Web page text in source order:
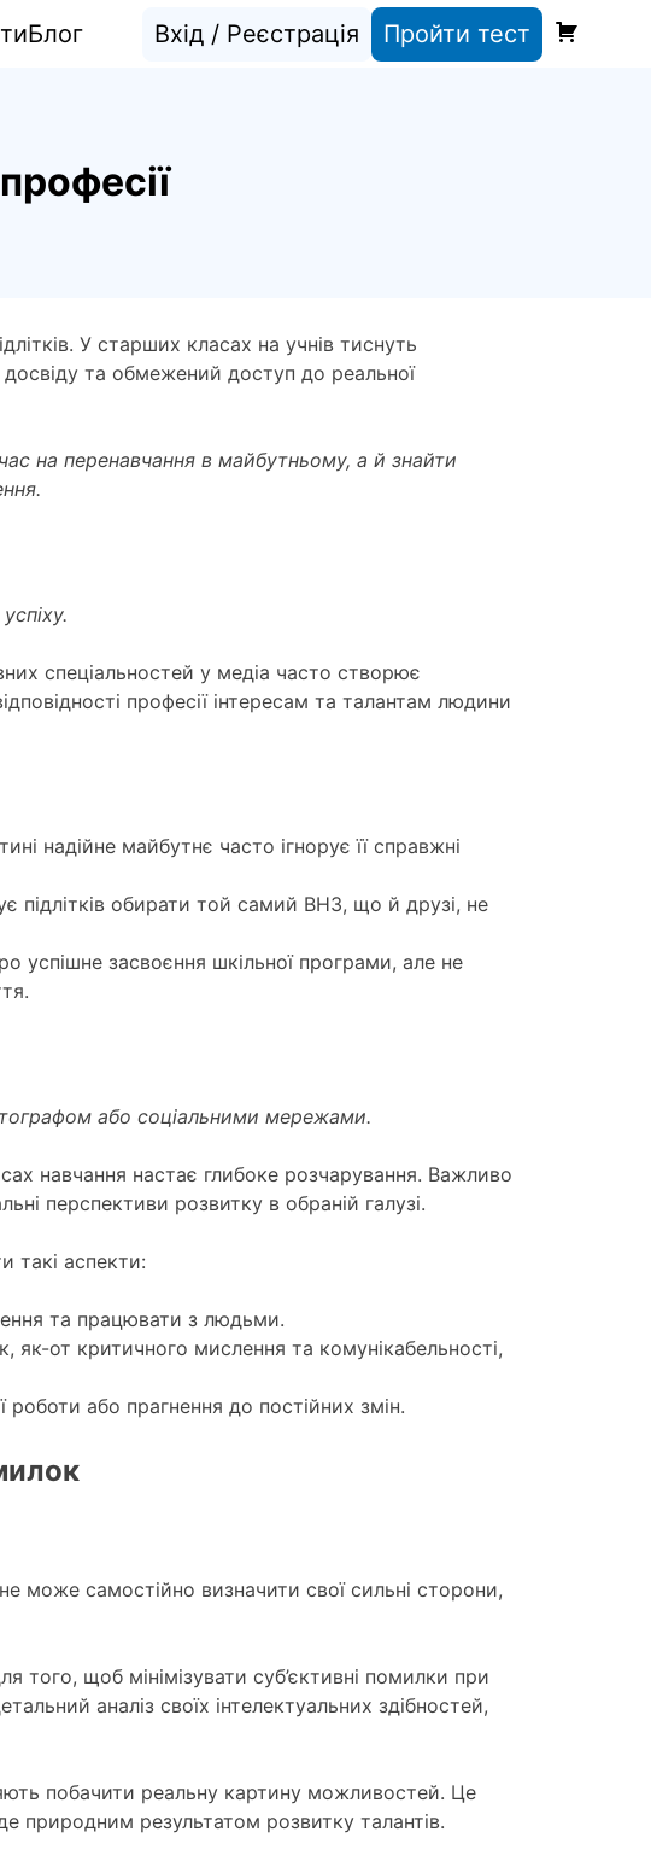
Блог Вхід / Реєстрація Пройти тест
У старших класах на учнів тиснуть
досвіду та обмежений доступ до реальної
на перенавчання в майбутньому, а й знайти
спеціальностей у медіа часто створює
професії інтересам та талантам людини
надійне майбутнє часто ігнорує її справжні
підлітків обирати той самий ВНЗ, що й друзі, не
успішне засвоєння шкільної програми, але не
або соціальними мережами.
навчання настає глибоке розчарування. Важливо
перспективи розвитку в обраній галузі.
такі аспекти:
та працювати з людьми.
як-от критичного мислення та комунікабельності,
роботи або прагнення до постійних змін.
може самостійно визначити свої сильні сторони,
щоб мінімізувати суб’єктивні помилки при
аналіз своїх інтелектуальних здібностей,
побачити реальну картину можливостей. Це
природним результатом розвитку талантів.